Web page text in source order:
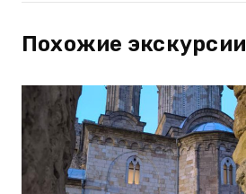
Похожие экскурсии